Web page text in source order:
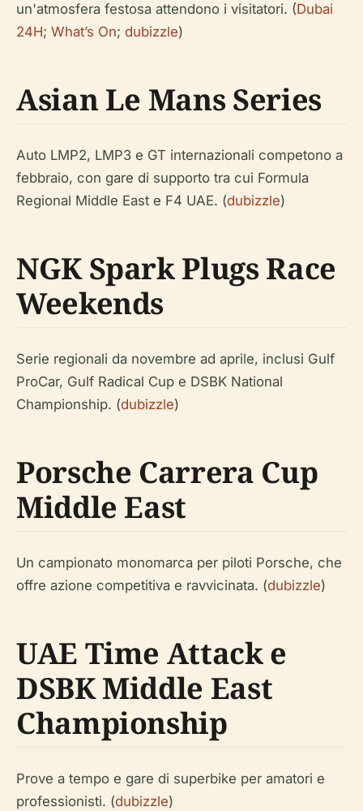
un'atmosfera festosa attendono i visitatori. (Dubai
24H; What’s On; dubizzle)
Asian Le Mans Series
Auto LMP2, LMP3 e GT internazionali competono a
febbraio, con gare di supporto tra cui Formula
Regional Middle East e F4 UAE. (dubizzle)
NGK Spark Plugs Race
Weekends
Serie regionali da novembre ad aprile, inclusi Gulf
ProCar, Gulf Radical Cup e DSBK National
Championship. (dubizzle)
Porsche Carrera Cup
Middle East
Un campionato monomarca per piloti Porsche, che
offre azione competitiva e ravvicinata. (dubizzle)
UAE Time Attack e
DSBK Middle East
Championship
Prove a tempo e gare di superbike per amatori e
professionisti. (dubizzle)